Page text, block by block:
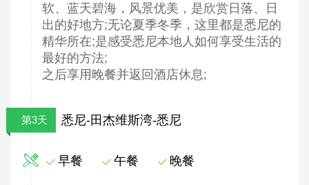
软、蓝天碧海，风景优美，是欣赏日落、日
出的好地方;无论夏季冬季，这里都是悉尼的
精华所在;是感受悉尼本地人如何享受生活的
最好的方法;
之后享用晚餐并返回酒店休息;
第3天 悉尼-田杰维斯湾-悉尼
早餐 午餐 晚餐